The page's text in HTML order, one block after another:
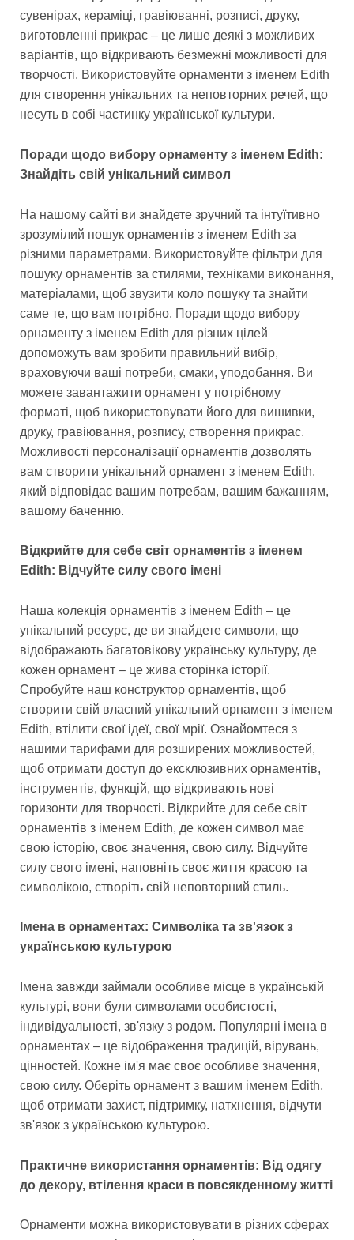
сувенірах, кераміці, гравіюванні, розписі, друку,
виготовленні прикрас – це лише деякі з можливих
варіантів, що відкривають безмежні можливості для
творчості. Використовуйте орнаменти з іменем Edith
для створення унікальних та неповторних речей, що
несуть в собі частинку української культури.
Поради щодо вибору орнаменту з іменем Edith:
Знайдіть свій унікальний символ
На нашому сайті ви знайдете зручний та інтуїтивно
зрозумілий пошук орнаментів з іменем Edith за
різними параметрами. Використовуйте фільтри для
пошуку орнаментів за стилями, техніками виконання,
матеріалами, щоб звузити коло пошуку та знайти
саме те, що вам потрібно. Поради щодо вибору
орнаменту з іменем Edith для різних цілей
допоможуть вам зробити правильний вибір,
враховуючи ваші потреби, смаки, уподобання. Ви
можете завантажити орнамент у потрібному
форматі, щоб використовувати його для вишивки,
друку, гравіювання, розпису, створення прикрас.
Можливості персоналізації орнаментів дозволять
вам створити унікальний орнамент з іменем Edith,
який відповідає вашим потребам, вашим бажанням,
вашому баченню.
Відкрийте для себе світ орнаментів з іменем
Edith: Відчуйте силу свого імені
Наша колекція орнаментів з іменем Edith – це
унікальний ресурс, де ви знайдете символи, що
відображають багатовікову українську культуру, де
кожен орнамент – це жива сторінка історії.
Спробуйте наш конструктор орнаментів, щоб
створити свій власний унікальний орнамент з іменем
Edith, втілити свої ідеї, свої мрії. Ознайомтеся з
нашими тарифами для розширених можливостей,
щоб отримати доступ до ексклюзивних орнаментів,
інструментів, функцій, що відкривають нові
горизонти для творчості. Відкрийте для себе світ
орнаментів з іменем Edith, де кожен символ має
свою історію, своє значення, свою силу. Відчуйте
силу свого імені, наповніть своє життя красою та
символікою, створіть свій неповторний стиль.
Імена в орнаментах: Символіка та зв'язок з
українською культурою
Імена завжди займали особливе місце в українській
культурі, вони були символами особистості,
індивідуальності, зв'язку з родом. Популярні імена в
орнаментах – це відображення традицій, вірувань,
цінностей. Кожне ім'я має своє особливе значення,
свою силу. Оберіть орнамент з вашим іменем Edith,
щоб отримати захист, підтримку, натхнення, відчути
зв'язок з українською культурою.
Практичне використання орнаментів: Від одягу
до декору, втілення краси в повсякденному житті
Орнаменти можна використовувати в різних сферах